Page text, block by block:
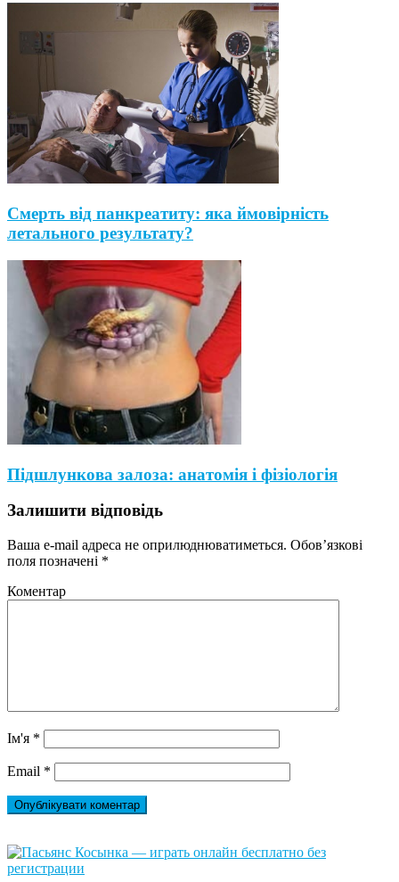
Смерть від панкреатиту: яка ймовірність
летального результату?
Підшлункова залоза: анатомія і фізіологія
Залишити відповідь
Ваша e-mail адреса не оприлюднюватиметься. Обов’язкові
поля позначені *
Коментар
Ім'я *
Email *